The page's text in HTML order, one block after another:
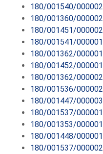
180/001540/000002
180/001360/000002
180/001451/000002
180/001541/000001
180/001362/000001
180/001452/000001
180/001362/000002
180/001536/000002
180/001447/000003
180/001537/000001
180/001353/000001
180/001448/000001
180/001537/000002